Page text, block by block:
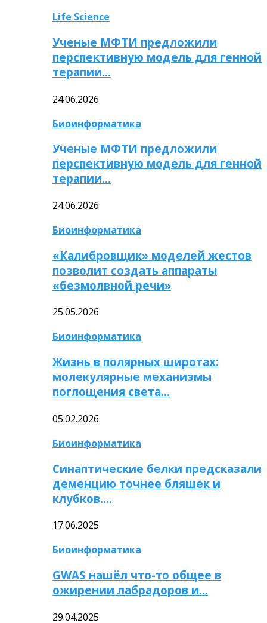
Life Science
Ученые МФТИ предложили
перспективную модель для генной
терапии…
24.06.2026
Биоинформатика
Ученые МФТИ предложили
перспективную модель для генной
терапии…
24.06.2026
Биоинформатика
«Калибровщик» моделей жестов
позволит создать аппараты
«безмолвной речи»
25.05.2026
Биоинформатика
Жизнь в полярных широтах:
молекулярные механизмы
поглощения света…
05.02.2026
Биоинформатика
Синаптические белки предсказали
деменцию точнее бляшек и
клубков….
17.06.2025
Биоинформатика
GWAS нашёл что-то общее в
ожирении лабрадоров и…
29.04.2025